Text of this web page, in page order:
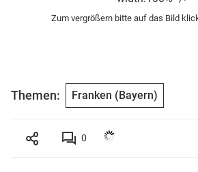
Zum vergrößern bitte auf das Bild
Themen: Franken (Bayern)
0